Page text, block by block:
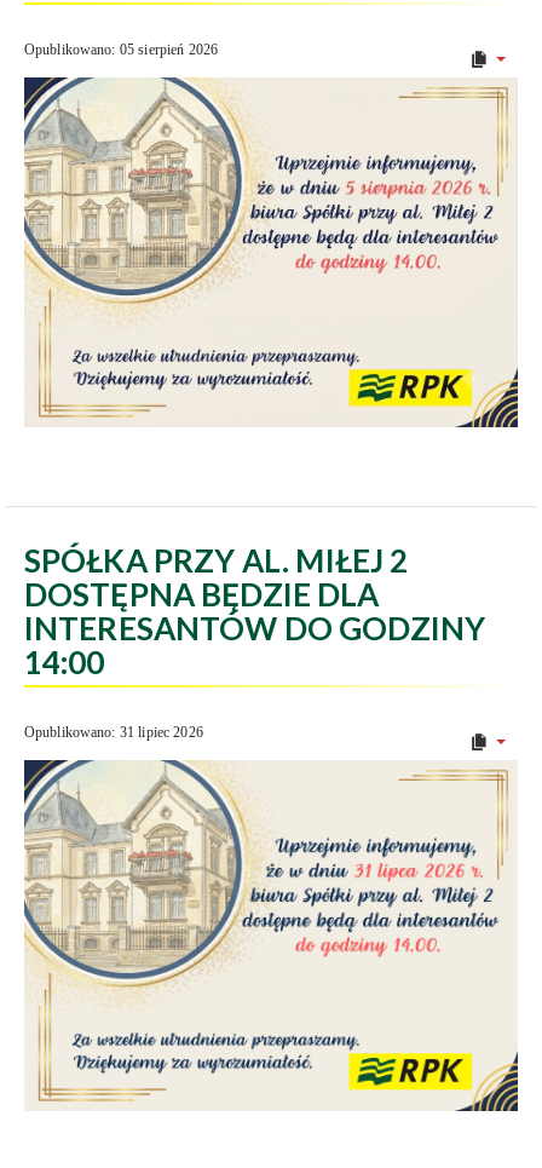
Opublikowano: 05 sierpień 2026
SPÓŁKA PRZY AL. MIŁEJ 2
DOSTĘPNA BĘDZIE DLA
INTERESANTÓW DO GODZINY
14:00
Opublikowano: 31 lipiec 2026